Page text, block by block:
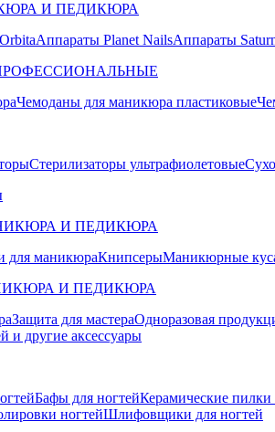
И ПЕДИКЮРА
Аппараты Planet NailsАппараты
Чемоданы для маникюра пластиковые
Стерилизаторы ультрафиолетовые
И ПЕДИКЮРА
для маникюраКнипсерыМаникюрные
И ПЕДИКЮРА
Защита для мастераОдноразовая
и другие аксессуары
Бафы для ногтейКерамические пилки
ногтейШлифовщики для ногтей